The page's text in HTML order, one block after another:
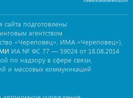
подготовлены
агентством
«Череповец», ИМА «Череповец»),
ИА № ФС 77 — 59024 от 18.08.2014
по надзору в сфере связи,
и массовых коммуникаций